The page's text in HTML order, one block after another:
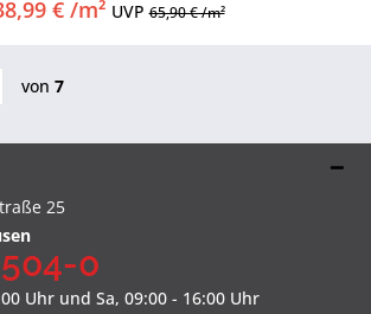
€ /m² UVP65,90 € /m²
von 7
25
0
Uhr und Sa, 09:00 - 16:00 Uhr